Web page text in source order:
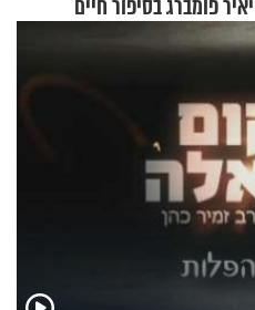
יאיר פומברג בסיפור חיים
מעורר השראה